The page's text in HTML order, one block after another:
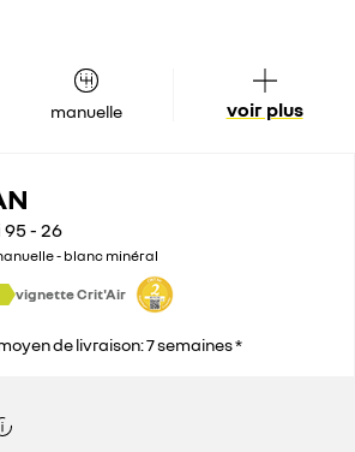
manuelle voir plus
- 26
- blanc minéral
vignette Crit'Air
de livraison: 7 semaines *